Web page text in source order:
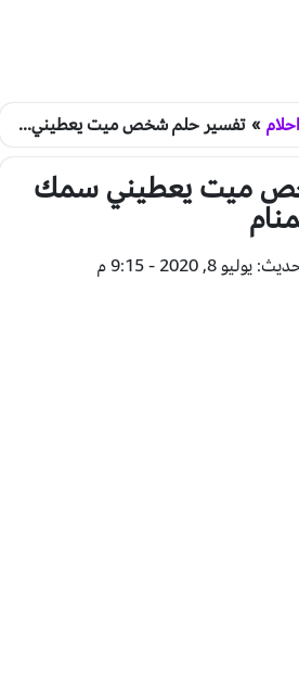
» تفسير حلم شخص ميت يعطيني سمك للمتزوجه في المنام
ميت يعطيني سمك
8, 2020 - 9:15 م